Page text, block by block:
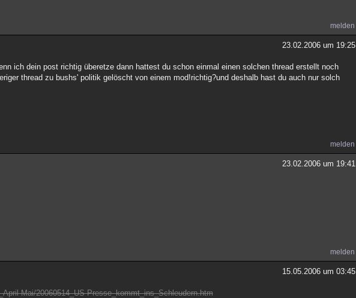
melden
23.02.2006 um 19:25
ich dein post richtig überetze dann hattest du schon einmal einen solchen thread erstellt noch
thread zu bushs' politik gelöscht von einem mod!richtig?und deshalb hast du auch nur solch
melden
23.02.2006 um 19:41
melden
15.05.2006 um 03:45
Mai/20060514_US-Presse_kommt_ins_Schleudern.htm